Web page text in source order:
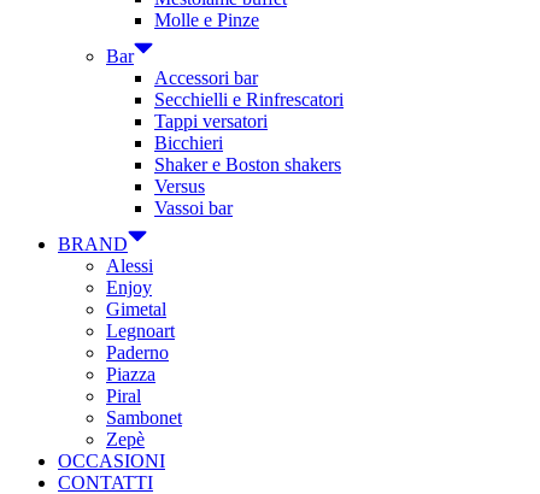
Molle e Pinze
Bar
Accessori bar
Secchielli e Rinfrescatori
Tappi versatori
Bicchieri
Shaker e Boston shakers
Versus
Vassoi bar
BRAND
Alessi
Enjoy
Gimetal
Legnoart
Paderno
Piazza
Piral
Sambonet
Zepè
OCCASIONI
CONTATTI